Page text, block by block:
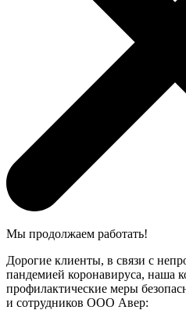
Мы продолжаем работать!
Дорогие клиенты, в связи с
пандемией коронавируса, наша
профилактические меры
и сотрудников ООО Авер: